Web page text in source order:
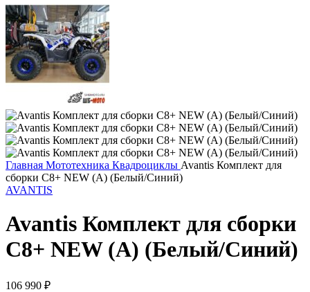
Главная Мототехника Квадроциклы Avantis Комплект для
сборки C8+ NEW (А) (Белый/Синий)
AVANTIS
Avantis Комплект для сборки
C8+ NEW (А) (Белый/Синий)
106 990 ₽